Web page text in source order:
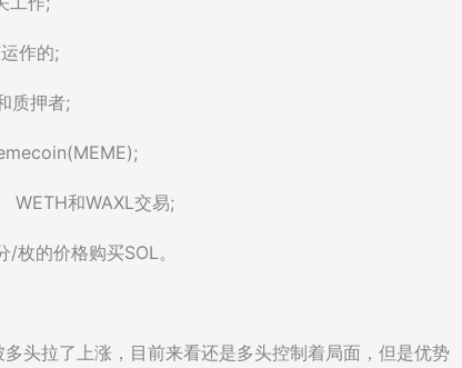
作的;
质押者;
WETH和WAXL交易;
枚的价格购买SOL。
头拉了上涨，目前来看还是多头控制着局面，但是优势